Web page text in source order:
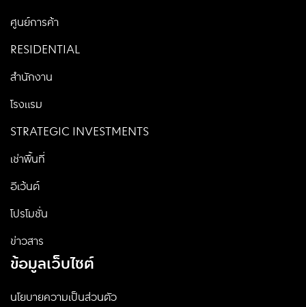
ศูนย์การค้า
RESIDENTIAL
สำนักงาน
โรงแรม
STRATEGIC INVESTMENTS
เช่าพื้นที่
อีเว้นต์
โปรโมชั่น
ข่าวสาร
ข้อมูลเว็บไซต์
นโยบายความเป็นส่วนตัว